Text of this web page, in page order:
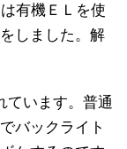
有機ＥＬを使
しました。解
ています。普通
バックライト